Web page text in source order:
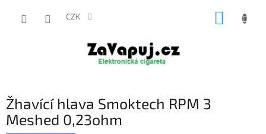
CZK
Žhavící hlava Smoktech RPM 3
Meshed 0,23ohm